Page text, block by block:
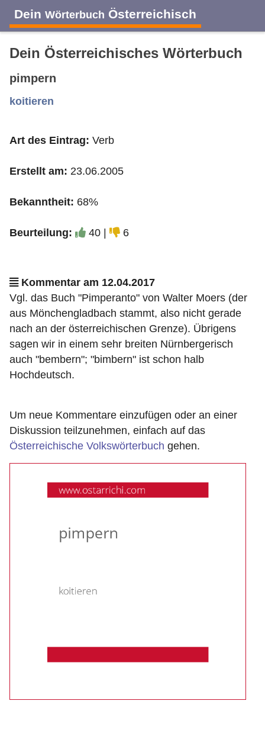
Dein Wörterbuch Österreichisch
A B
J K L M
Dein Österreichisches Wörterbuch
pimpern
koitieren
Art des Eintrag: Verb
Erstellt am: 23.06.2005
Bekanntheit: 68%
Beurteilung: 40 | 6
Kommentar am 12.04.2017
Vgl. das Buch "Pimperanto" von Walter Moers (der
aus Mönchengladbach stammt, also nicht gerade
nach an der österreichischen Grenze). Übrigens
sagen wir in einem sehr breiten Nürnbergerisch
auch "bembern"; "bimbern" ist schon halb
Hochdeutsch.
Um neue Kommentare einzufügen oder an einer
Diskussion teilzunehmen, einfach auf das
Österreichische Volkswörterbuch gehen.